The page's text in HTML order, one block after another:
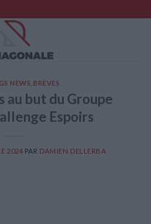
NEWS BRÈVES
au but du Groupe
Espoirs
2024 PAR DAMIEN DELLERBA